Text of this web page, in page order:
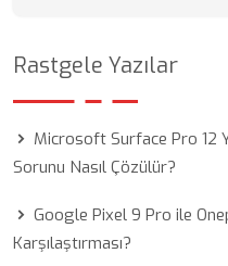
Rastgele Yazılar
Microsoft Surface Pro 12
Sorunu Nasıl Çözülür?
Google Pixel 9 Pro ile
Karşılaştırması?